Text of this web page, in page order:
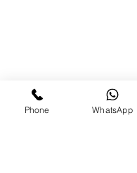
Phone WhatsApp